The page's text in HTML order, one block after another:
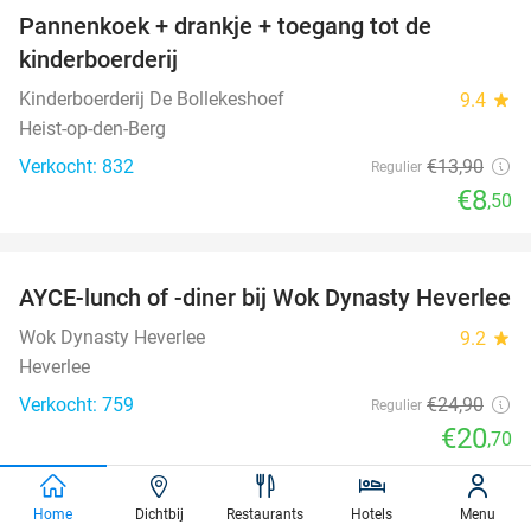
Pannenkoek + drankje + toegang tot de
kinderboerderij
Kinderboerderij De Bollekeshoef 9.4 star
Heist-op-den-Berg
Verkocht: 832
Regulier €13,90
€8,50
17%
AYCE-lunch of -diner bij Wok Dynasty Heverlee
Wok Dynasty Heverlee 9.2 star
Heverlee
Verkocht: 759
Regulier €24,90
€20,70
favorite_border
Home Dichtbij Restaurants Hotels Menu